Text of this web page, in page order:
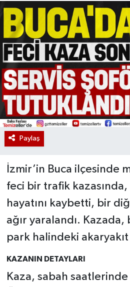
Paylaş
İzmir’in Buca ilçesinde
feci bir trafik kazasında,
hayatını kaybetti, bir
ağır yaralandı. Kazada,
park halindeki akaryakıt
KAZANIN DETAYLARI
Kaza, sabah